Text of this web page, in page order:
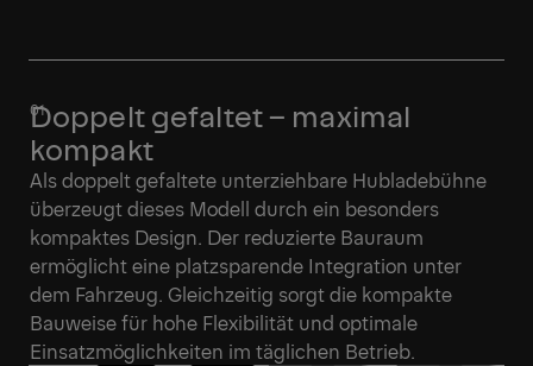
Doppelt gefaltet – maximal
kompakt
Als doppelt gefaltete unterziehbare Hubladebühne
überzeugt dieses Modell durch ein besonders
kompaktes Design. Der reduzierte Bauraum
ermöglicht eine platzsparende Integration unter
dem Fahrzeug. Gleichzeitig sorgt die kompakte
Bauweise für hohe Flexibilität und optimale
Einsatzmöglichkeiten im täglichen Betrieb.